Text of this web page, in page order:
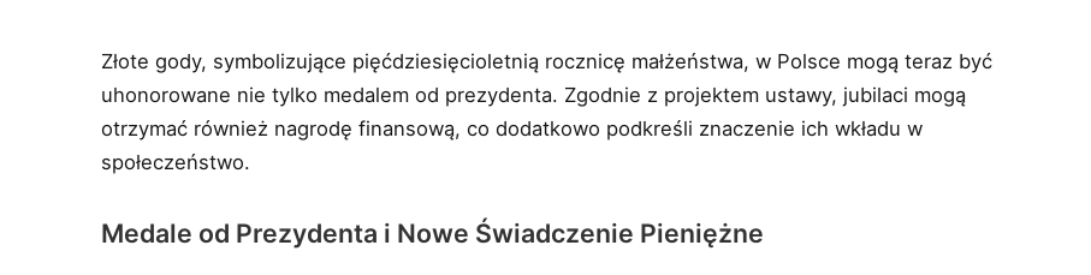
Złote gody, symbolizujące pięćdziesięcioletnią rocznicę małżeństwa, w Polsce mogą teraz być
uhonorowane nie tylko medalem od prezydenta. Zgodnie z projektem ustawy, jubilaci mogą
otrzymać również nagrodę finansową, co dodatkowo podkreśli znaczenie ich wkładu w
społeczeństwo.
Medale od Prezydenta i Nowe Świadczenie Pieniężne